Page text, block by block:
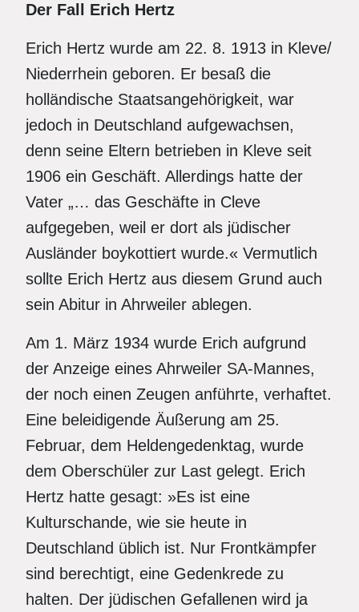
Der Fall Erich Hertz
Erich Hertz wurde am 22. 8. 1913 in Kleve/
Niederrhein geboren. Er besaß die
holländische Staatsangehörigkeit, war
jedoch in Deutschland aufgewachsen,
denn seine Eltern betrieben in Kleve seit
1906 ein Geschäft. Allerdings hatte der
Vater „… das Geschäfte in Cleve
aufgegeben, weil er dort als jüdischer
Ausländer boykottiert wurde.« Vermutlich
sollte Erich Hertz aus diesem Grund auch
sein Abitur in Ahrweiler ablegen.
Am 1. März 1934 wurde Erich aufgrund
der Anzeige eines Ahrweiler SA-Mannes,
der noch einen Zeugen anführte, verhaftet.
Eine beleidigende Äußerung am 25.
Februar, dem Heldengedenktag, wurde
dem Oberschüler zur Last gelegt. Erich
Hertz hatte gesagt: »Es ist eine
Kulturschande, wie sie heute in
Deutschland üblich ist. Nur Frontkämpfer
sind berechtigt, eine Gedenkrede zu
halten. Der jüdischen Gefallenen wird ja